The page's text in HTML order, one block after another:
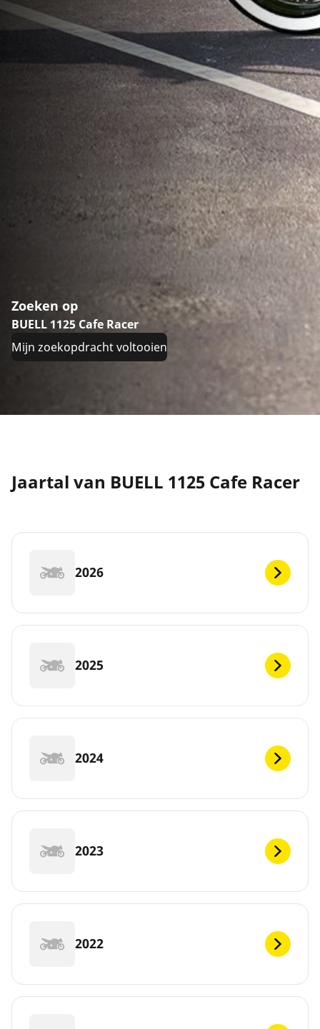
Zoeken op
BUELL 1125 Cafe Racer
Mijn zoekopdracht voltooien
Jaartal van BUELL 1125 Cafe Racer
2026
2025
2024
2023
2022